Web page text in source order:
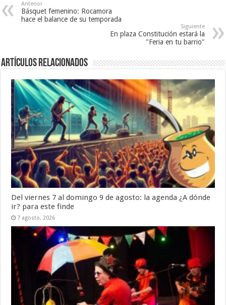
Anterior
Básquet femenino: Rocamora
hace el balance de su temporada
Siguiente
En plaza Constitución estará la
"Feria en tu barrio"
Artículos Relacionados
Del viernes 7 al domingo 9 de agosto: la agenda ¿A dónde
ir? para este finde
7 agosto, 2026